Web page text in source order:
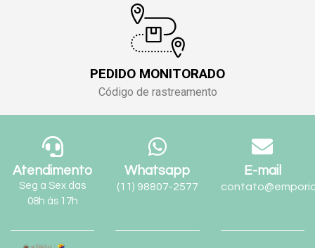
PEDIDO MONITORADO
Código de rastreamento
Atendimento
Seg a Sex das
08h às 17h
Whatsapp
(11) 98807-2577
E-mail